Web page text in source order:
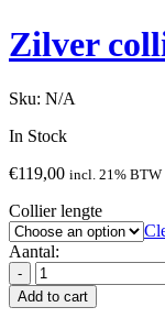
Zilver
Sku: N/A
In Stock
€119,00 incl. 21% BTW
Collier lengte
Aantal:
Add to cart